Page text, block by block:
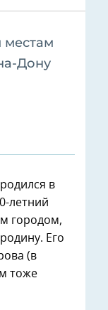
Дону
в
летний
городом,
Его
(в
тоже